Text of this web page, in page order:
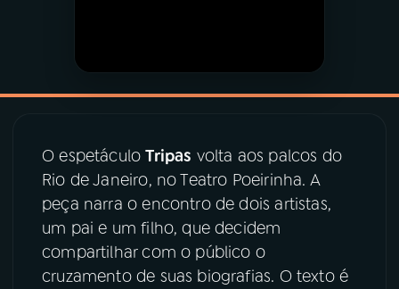
ACOMPANHE A RÁDIO MEC
YouTube Facebook
Instagram X
TikTok
O espetáculoTripas volta aos palcos do
Rio de Janeiro, no Teatro Poeirinha. A
peça narra o encontro de dois artistas,
um pai e um filho, que decidem
compartilhar com o público o
cruzamento de suas biografias. O texto é